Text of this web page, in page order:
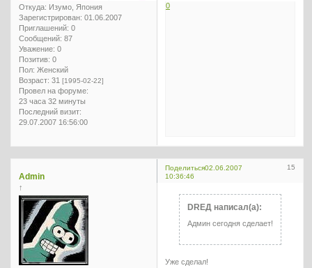
Откуда: Изумо, Япония
Зарегистрирован: 01.06.2007
Приглашений: 0
Сообщений: 87
Уважение: 0
Позитив: 0
Пол: Женский
Возраст: 31 [1995-02-22]
Провел на форуме:
23 часа 32 минуты
Последний визит:
29.07.2007 16:56:00
0
Поделиться 15
02.06.2007
10:36:46
Admin
↑
DREД написал(а):
Админ сегодня сделает!
Уже сделал!